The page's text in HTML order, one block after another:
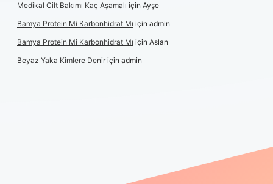
Medikal Cilt Bakımı Kaç Aşamalı için Ayşe
Bamya Protein Mi Karbonhidrat Mı için admin
Bamya Protein Mi Karbonhidrat Mı için Aslan
Beyaz Yaka Kimlere Deniriçin admin